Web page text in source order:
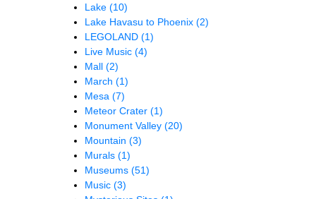
Lake (10)
Lake Havasu to Phoenix (2)
LEGOLAND (1)
Live Music (4)
Mall (2)
March (1)
Mesa (7)
Meteor Crater (1)
Monument Valley (20)
Mountain (3)
Murals (1)
Museums (51)
Music (3)